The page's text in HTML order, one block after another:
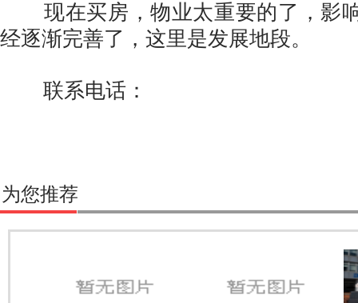
现在买房，物业太重要的了，影
经逐渐完善了，这里是发展地段。
联系电话：
为您推荐